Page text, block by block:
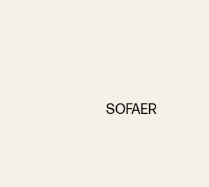
SOFAER